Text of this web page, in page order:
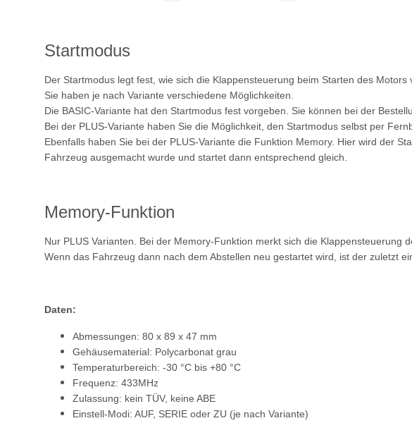
Startmodus
Der Startmodus legt fest, wie sich die Klappensteuerung beim Starten des Motors
Sie haben je nach Variante verschiedene Möglichkeiten.
Die BASIC-Variante hat den Startmodus fest vorgeben. Sie können bei der
Bei der PLUS-Variante haben Sie die Möglichkeit, den Startmodus selbst per
Ebenfalls haben Sie bei der PLUS-Variante die Funktion Memory. Hier wird der
Fahrzeug ausgemacht wurde und startet dann entsprechend gleich.
Memory-Funktion
Nur PLUS Varianten. Bei der Memory-Funktion merkt sich die Klappensteuerung
Wenn das Fahrzeug dann nach dem Abstellen neu gestartet wird, ist der zuletzt
Daten:
Abmessungen: 80 x 89 x 47 mm
Gehäusematerial: Polycarbonat grau
Temperaturbereich: -30 °C bis +80 °C
Frequenz: 433MHz
Zulassung: kein TÜV, keine ABE
Einstell-Modi: AUF, SERIE oder ZU (je nach Variante)